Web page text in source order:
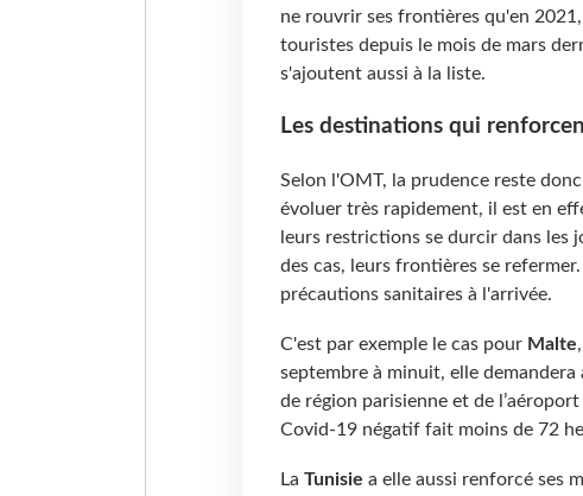
ne rouvrir ses frontières qu'en
touristes depuis le mois de mars
s'ajoutent aussi à la liste.
Les destinations qui
Selon l'OMT, la prudence reste
évoluer très rapidement, il est en
leurs restrictions se durcir dans les
des cas, leurs frontières se
précautions sanitaires à l'arrivée.
C'est par exemple le cas pour Malte
septembre à minuit, elle demandera
de région parisienne et de
Covid-19 négatif fait moins de 72
La Tunisie a elle aussi renforcé ses